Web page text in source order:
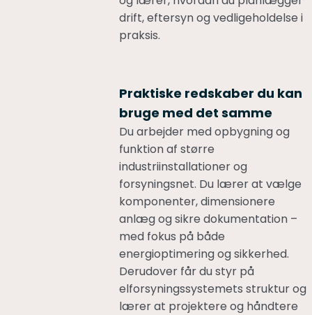
drift, eftersyn og vedligeholdelse i
praksis.
Praktiske redskaber du kan
bruge med det samme
Du arbejder med opbygning og
funktion af større
industriinstallationer og
forsyningsnet. Du lærer at vælge
komponenter, dimensionere
anlæg og sikre dokumentation –
med fokus på både
energioptimering og sikkerhed.
Derudover får du styr på
elforsyningssystemets struktur og
lærer at projektere og håndtere